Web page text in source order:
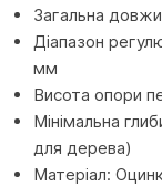
Загальна
Діапазон
мм
Висота опори
Мінімальна
для дерева)
Матеріал: